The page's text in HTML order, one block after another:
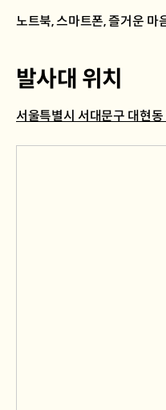
노트북, 스마트폰, 즐거운 마
발사대 위치
서울특별시 서대문구 대현